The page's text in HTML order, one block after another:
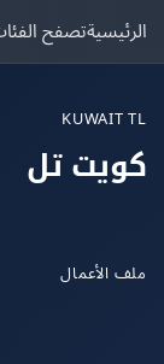
تصفح الفئات
تل